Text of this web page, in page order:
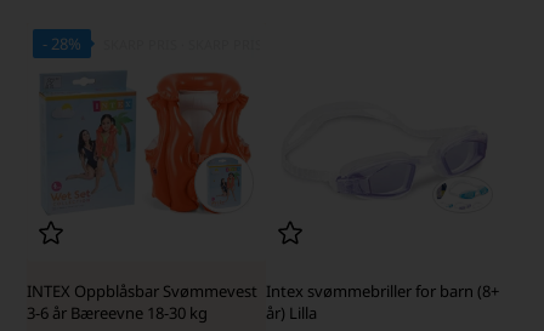
- 28%
INTEX Oppblåsbar Svømmevest
3-6 år Bæreevne 18-30 kg
Intex svømmebriller for barn (8+
år) Lilla